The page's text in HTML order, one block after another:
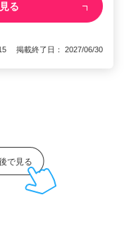
る
掲載終了日： 2027/06/30